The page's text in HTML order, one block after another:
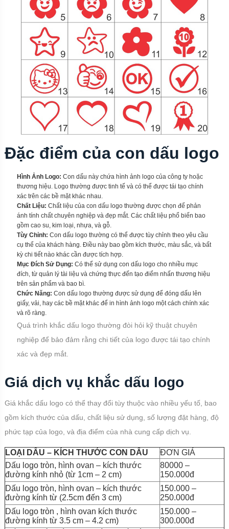
Đặc điểm của con dấu logo
Hình Ảnh Logo: Con dấu này chứa hình ảnh logo của công ty hoặc
thương hiệu. Logo thường được tinh tế và có thể được tái tạo chính
xác trên các bề mặt khác nhau.
Chất Liệu: Chất liệu của con dấu logo thường được chọn để phản
ánh tính chất chuyên nghiệp và đẹp mắt. Các chất liệu phổ biến bao
gồm cao su, kim loại, nhựa, và gỗ.
Tùy Chỉnh: Con dấu logo thường có thể được tùy chỉnh theo yêu cầu
cụ thể của khách hàng. Điều này bao gồm kích thước, màu sắc, và bất
kỳ chi tiết nào khác cần được tích hợp.
Mục Đích Sử Dụng: Có thể sử dụng con dấu logo cho nhiều mục
đích, từ quản lý tài liệu và chứng thực đến tạo điểm nhấn thương hiệu
trên sản phẩm và bao bì.
Chức Năng: Con dấu logo thường được sử dụng để đóng dấu lên
giấy, vải, hay các bề mặt khác để in hình ảnh logo một cách chính xác
và rõ ràng.
Quá trình khắc dấu logo thường đòi hỏi kỹ thuật chuyên
nghiệp để bảo đảm rằng chi tiết của logo được tái tạo chính
xác và đẹp mắt.
Giá dịch vụ khắc dấu logo
Giá khắc dấu logo có thể thay đổi tùy thuộc vào nhiều yếu tố, bao
gồm kích thước của dấu, chất liệu sử dụng, số lượng đặt hàng, độ
phức tạp của logo, và địa điểm của nhà cung cấp dịch vụ.
LOẠI DẤU – KÍCH THƯỚC CON DẤU
ĐƠN GIÁ
Dấu logo tròn, hình ovan – kích thước
đường kính nhỏ (từ 1cm – 2 cm)
80000 –
150.000đ
Dấu logo tròn, hình ovan – kích thước
đường kính từ (2.5cm đến 3 cm)
150.000 –
250.000đ
Dấu logo tròn , hình ovan kích thước
đường kính từ 3.5 cm – 4.2 cm)
150.000 –
300.000đ